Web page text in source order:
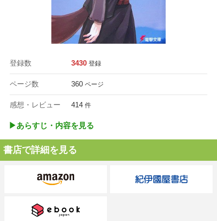
登録数 3430 登録
ページ数 360 ページ
感想・レビュー 414 件
▶︎あらすじ・内容を見る
書店で詳細を見る